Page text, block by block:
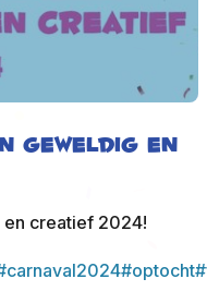
geweldig en
creatief 2024!
#optocht